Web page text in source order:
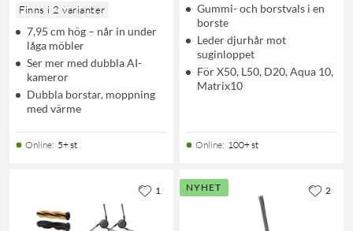
Finns i 2 varianter
7,95 cm hög – når in under
låga möbler
Ser mer med dubbla AI-
kameror
Dubbla borstar, moppning
med värme
Online: 5+ st
Gummi- och borstvals i en
borste
Leder djurhår mot
suginloppet
För X50, L50, D20, Aqua 10,
Matrix10
Online: 100+ st
1 NYHET 2